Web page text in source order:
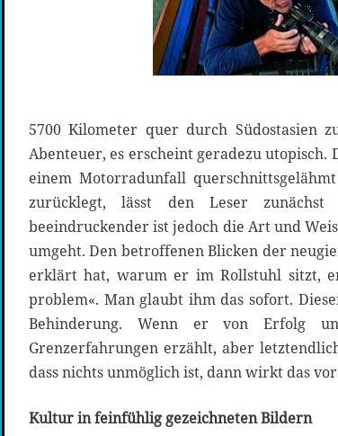
5700 Kilometer quer durch
Abenteuer, es erscheint geradezu utopisch.
einem Motorradunfall
zurücklegt, lässt den Leser zunächst
beeindruckender ist jedoch die Art und
umgeht. Den betroffenen Blicken der
erklärt hat, warum er im Rollstuhl sitzt,
problem«. Man glaubt ihm das sofort.
Behinderung. Wenn er von Erfolg
Grenzerfahrungen erzählt, aber
dass nichts unmöglich ist, dann wirkt das
Kultur in feinfühlig gezeichneten Bildern